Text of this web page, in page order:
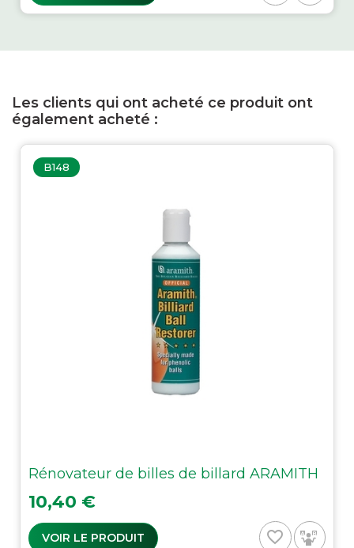
Les clients qui ont acheté ce produit ont
également acheté :
B148
Rénovateur de billes de billard ARAMITH
Prix
10,40 €
VOIR LE PRODUIT favorite_border